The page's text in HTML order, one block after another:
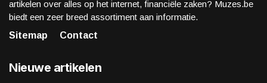
artikelen over alles op het internet, financiële zaken? Muzes.be
biedt een zeer breed assortiment aan informatie.
Sitemap
Contact
Nieuwe artikelen